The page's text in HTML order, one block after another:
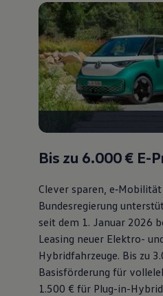
Bis zu 6.000 € E-
Clever sparen,
Bundesregierung
seit dem 1. Januar 2026
Leasing neuer Elektro-
Hybridfahrzeuge. Bis zu
Basisförderung für
1.500 € für Plug-in-